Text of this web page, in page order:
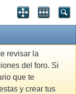
revisar la
del foro. Si
que te
y crear tus